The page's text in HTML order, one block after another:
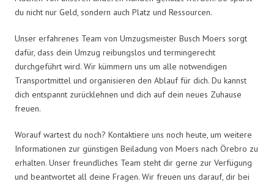
du nicht nur Geld, sondern auch Platz und Ressourcen.
Unser erfahrenes Team von Umzugsmeister Busch Moers sorgt
dafür, dass dein Umzug reibungslos und termingerecht
durchgeführt wird. Wir kümmern uns um alle notwendigen
Transportmittel und organisieren den Ablauf für dich. Du kannst
dich entspannt zurücklehnen und dich auf dein neues Zuhause
freuen.
Worauf wartest du noch? Kontaktiere uns noch heute, um weitere
Informationen zur günstigen Beiladung von Moers nach Örebro zu
erhalten. Unser freundliches Team steht dir gerne zur Verfügung
und beantwortet all deine Fragen. Wir freuen uns darauf, dir bei